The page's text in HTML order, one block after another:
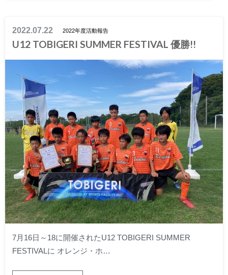
2022.07.22 2022年度活動報告
U12 TOBIGERI SUMMER FESTIVAL 優勝!!
7月16日～18に開催されたU12 TOBIGERI SUMMER
FESTIVALに オレンジ・ホ…